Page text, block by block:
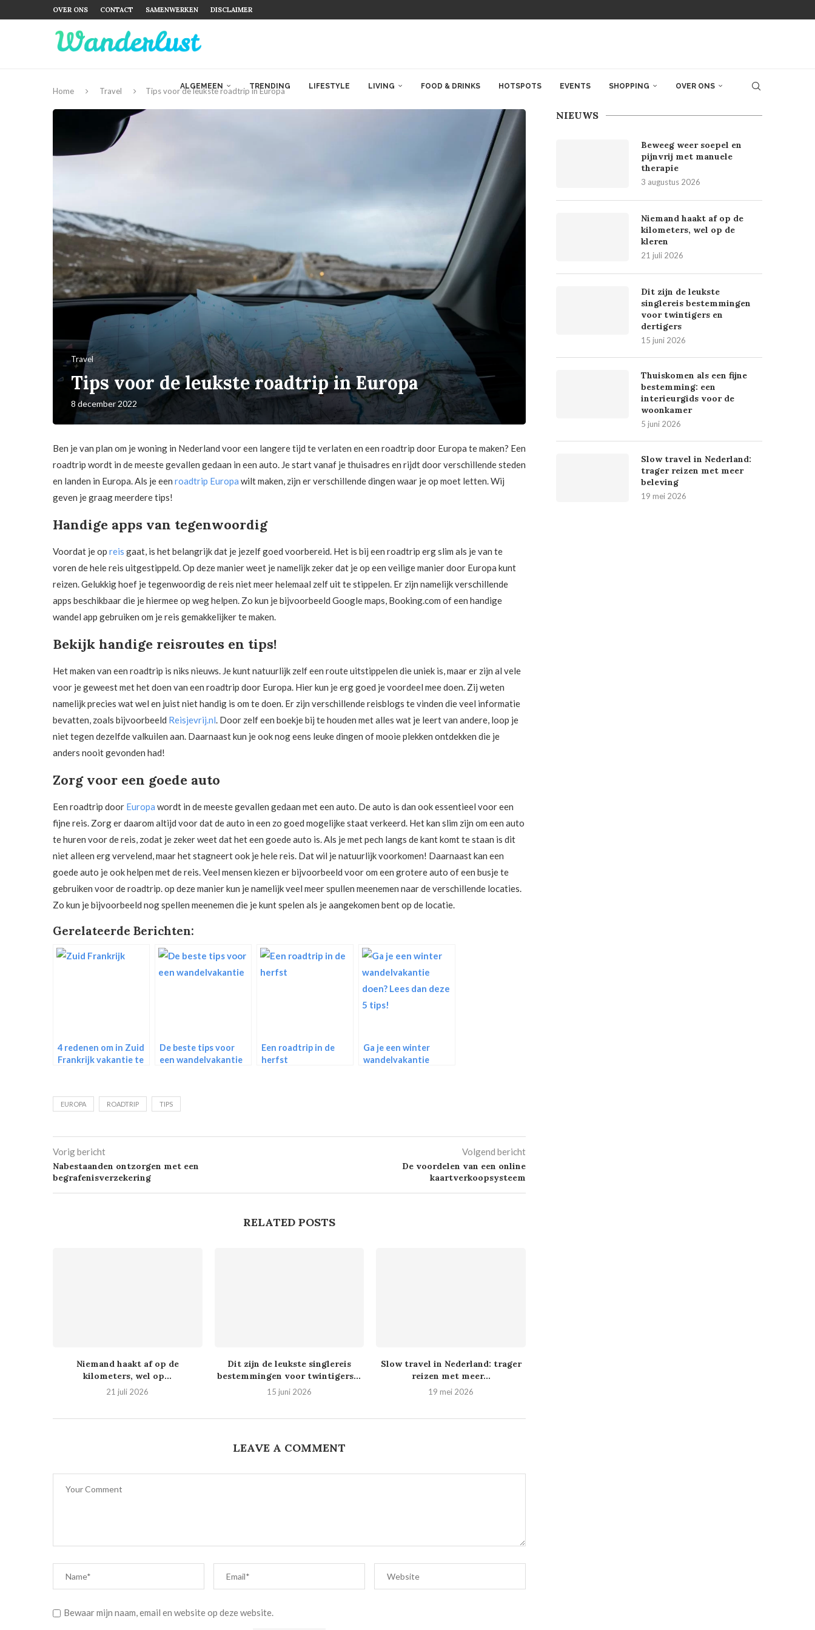
OVER ONS CONTACT SAMENWERKEN DISCLAIMER
ALGEMEEN TRENDING LIFESTYLE LIVING FOOD & DRINKS HOTSPOTS EVENTS SHOPPING OVER ONS
Home Travel Tips voor de leukste roadtrip in Europa
Travel
Tips voor de leukste roadtrip in Europa
8 december 2022
Ben je van plan om je woning in Nederland voor een langere tijd te verlaten en een roadtrip door Europa te maken? Een
roadtrip wordt in de meeste gevallen gedaan in een auto. Je start vanaf je thuisadres en rijdt door verschillende steden
en landen in Europa. Als je een roadtrip Europa wilt maken, zijn er verschillende dingen waar je op moet letten. Wij
geven je graag meerdere tips!
Handige apps van tegenwoordig
Voordat je op reis gaat, is het belangrijk dat je jezelf goed voorbereid. Het is bij een roadtrip erg slim als je van te
voren de hele reis uitgestippeld. Op deze manier weet je namelijk zeker dat je op een veilige manier door Europa kunt
reizen. Gelukkig hoef je tegenwoordig de reis niet meer helemaal zelf uit te stippelen. Er zijn namelijk verschillende
apps beschikbaar die je hiermee op weg helpen. Zo kun je bijvoorbeeld Google maps, Booking.com of een handige
wandel app gebruiken om je reis gemakkelijker te maken.
Bekijk handige reisroutes en tips!
Het maken van een roadtrip is niks nieuws. Je kunt natuurlijk zelf een route uitstippelen die uniek is, maar er zijn al vele
voor je geweest met het doen van een roadtrip door Europa. Hier kun je erg goed je voordeel mee doen. Zij weten
namelijk precies wat wel en juist niet handig is om te doen. Er zijn verschillende reisblogs te vinden die veel informatie
bevatten, zoals bijvoorbeeld Reisjevrij.nl. Door zelf een boekje bij te houden met alles wat je leert van andere, loop je
niet tegen dezelfde valkuilen aan. Daarnaast kun je ook nog eens leuke dingen of mooie plekken ontdekken die je
anders nooit gevonden had!
Zorg voor een goede auto
Een roadtrip door Europa wordt in de meeste gevallen gedaan met een auto. De auto is dan ook essentieel voor een
fijne reis. Zorg er daarom altijd voor dat de auto in een zo goed mogelijke staat verkeerd. Het kan slim zijn om een auto
te huren voor de reis, zodat je zeker weet dat het een goede auto is. Als je met pech langs de kant komt te staan is dit
niet alleen erg vervelend, maar het stagneert ook je hele reis. Dat wil je natuurlijk voorkomen! Daarnaast kan een
goede auto je ook helpen met de reis. Veel mensen kiezen er bijvoorbeeld voor om een grotere auto of een busje te
gebruiken voor de roadtrip. op deze manier kun je namelijk veel meer spullen meenemen naar de verschillende locaties.
Zo kun je bijvoorbeeld nog spellen meenemen die je kunt spelen als je aangekomen bent op de locatie.
Gerelateerde Berichten:
4 redenen om in Zuid
Frankrijk vakantie te
De beste tips voor
een wandelvakantie
Een roadtrip in de
herfst
Ga je een winter
wandelvakantie
EUROPA ROADTRIP TIPS
Vorig bericht
Nabestaanden ontzorgen met een
begrafenisverzekering
Volgend bericht
De voordelen van een online
kaartverkoopsysteem
RELATED POSTS
Niemand haakt af op de
kilometers, wel op...
21 juli 2026
Dit zijn de leukste singlereis
bestemmingen voor twintigers...
15 juni 2026
Slow travel in Nederland: trager
reizen met meer...
19 mei 2026
LEAVE A COMMENT
Bewaar mijn naam, email en website op deze website.
NIEUWS
Beweeg weer soepel en
pijnvrij met manuele
therapie
3 augustus 2026
Niemand haakt af op de
kilometers, wel op de
kleren
21 juli 2026
Dit zijn de leukste
singlereis bestemmingen
voor twintigers en
dertigers
15 juni 2026
Thuiskomen als een fijne
bestemming: een
interieurgids voor de
woonkamer
5 juni 2026
Slow travel in Nederland:
trager reizen met meer
beleving
19 mei 2026